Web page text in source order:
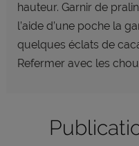
hauteur. Garnir de
l’aide d’une poche la
quelques éclats de
Refermer avec les